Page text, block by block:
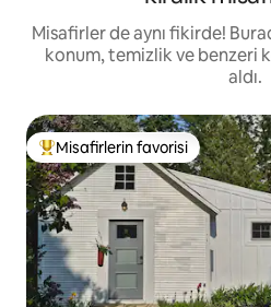
Misafirler de aynı fikirde!
konum, temizlik ve benzeri
aldı.
Misafirlerin favorilerinden en
Misafirlerin favorisi